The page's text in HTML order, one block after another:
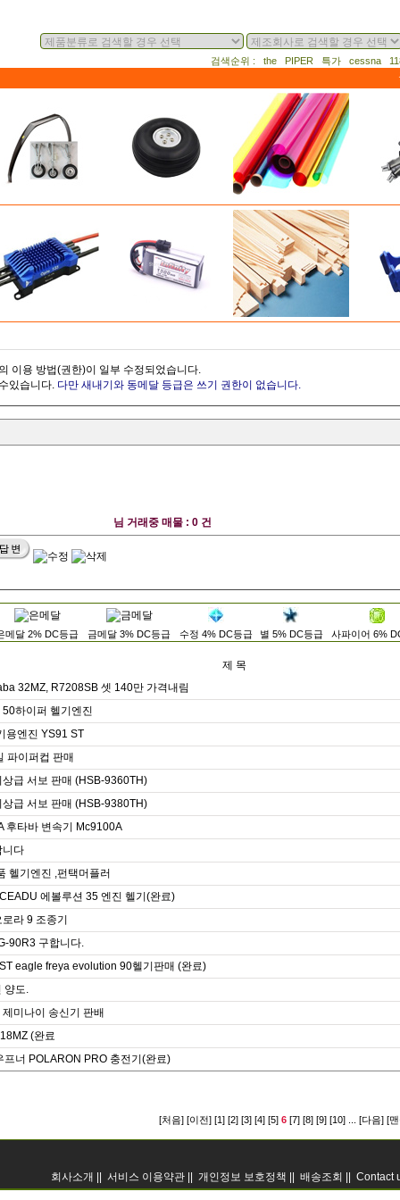
검색순위 : the PIPER 특가 cessna
이용 방법(권한)이 일부 수정되었습니다.
있습니다. 다만 새내기와 동메달 등급은 쓰기 권한이 없습니다.
님 거래중 매물 : 0 건
메달 2% DC등급 금메달 3% DC등급 수정 4% DC등급 별 5% DC등급 사파이어 6%
제 목
32MZ, R7208SB 셋 140만 가격내림
하이퍼 헬기엔진
용엔진 YS91 ST
파이퍼컵 판매
상급 서보 판매 (HSB-9360TH)
상급 서보 판매 (HSB-9380TH)
후타바 변속기 Mc9100A
니다
헬기엔진 ,펀택머플러
에볼루션 35 엔진 헬기(완료)
라 9 조종기
90R3 구합니다.
eagle freya evolution 90헬기판매 (완료)
양도.
미나이 송신기 판배
(완료
프너 POLARON PRO 충전기(완료)
[처음] [이전] [1] [2] [3] [4] [5] 6 [7] [8] [9] [10] [다음] [
회사소개 || 서비스 이용약관 || 개인정보 보호정책 || 배송조회 || Contact